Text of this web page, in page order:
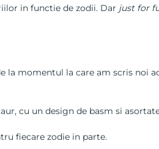
in functie de zodii. Dar just for
la momentul la care am scris noi
, cu un design de basm si
fiecare zodie in parte.